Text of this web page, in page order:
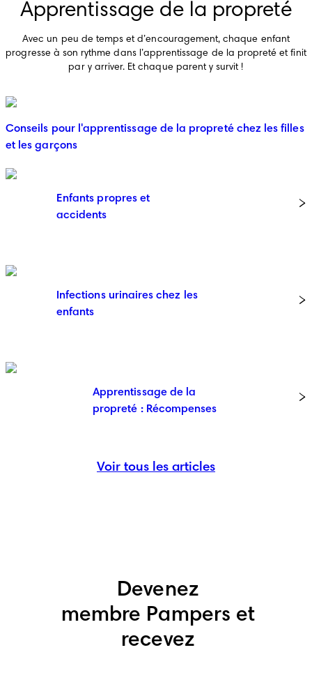
Apprentissage de la propreté
Avec un peu de temps et d’encouragement, chaque enfant
progresse à son rythme dans l’apprentissage de la propreté et finit
par y arriver. Et chaque parent y survit !
Conseils pour l'apprentissage de la propreté chez les filles
et les garçons
Enfants propres et
accidents
Infections urinaires chez les
enfants
Apprentissage de la
propreté : Récompenses
Voir tous les articles
Devenez
membre Pampers et
recevez